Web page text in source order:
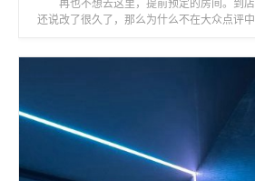
再也不想去这里，提前预定的房间。到店
还说改了很久了，那么为什么不在大众点评